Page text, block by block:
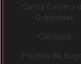
Santa Coloma
Gramenet
Campins
Fruitós de